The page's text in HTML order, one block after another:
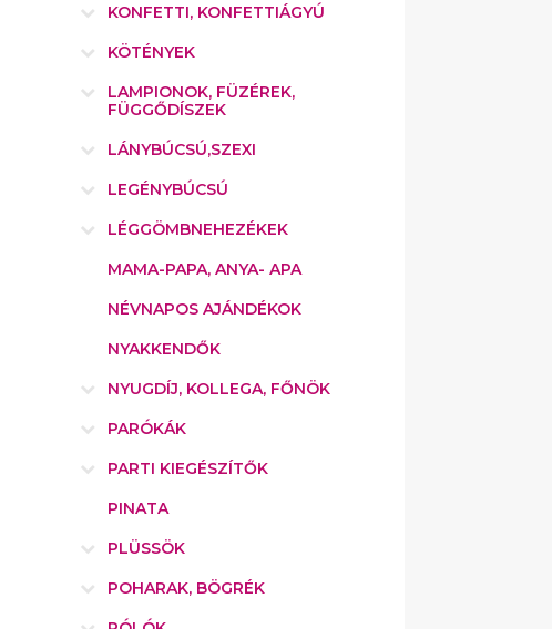
KONFETTI, KONFETTIÁGYÚ
KÖTÉNYEK
LAMPIONOK, FÜZÉREK,
FÜGGŐDÍSZEK
LÁNYBÚCSÚ,SZEXI
LEGÉNYBÚCSÚ
LÉGGÖMBNEHEZÉKEK
MAMA-PAPA, ANYA- APA
NÉVNAPOS AJÁNDÉKOK
NYAKKENDŐK
NYUGDÍJ, KOLLEGA, FŐNÖK
PARÓKÁK
PARTI KIEGÉSZÍTŐK
PINATA
PLÜSSÖK
POHARAK, BÖGRÉK